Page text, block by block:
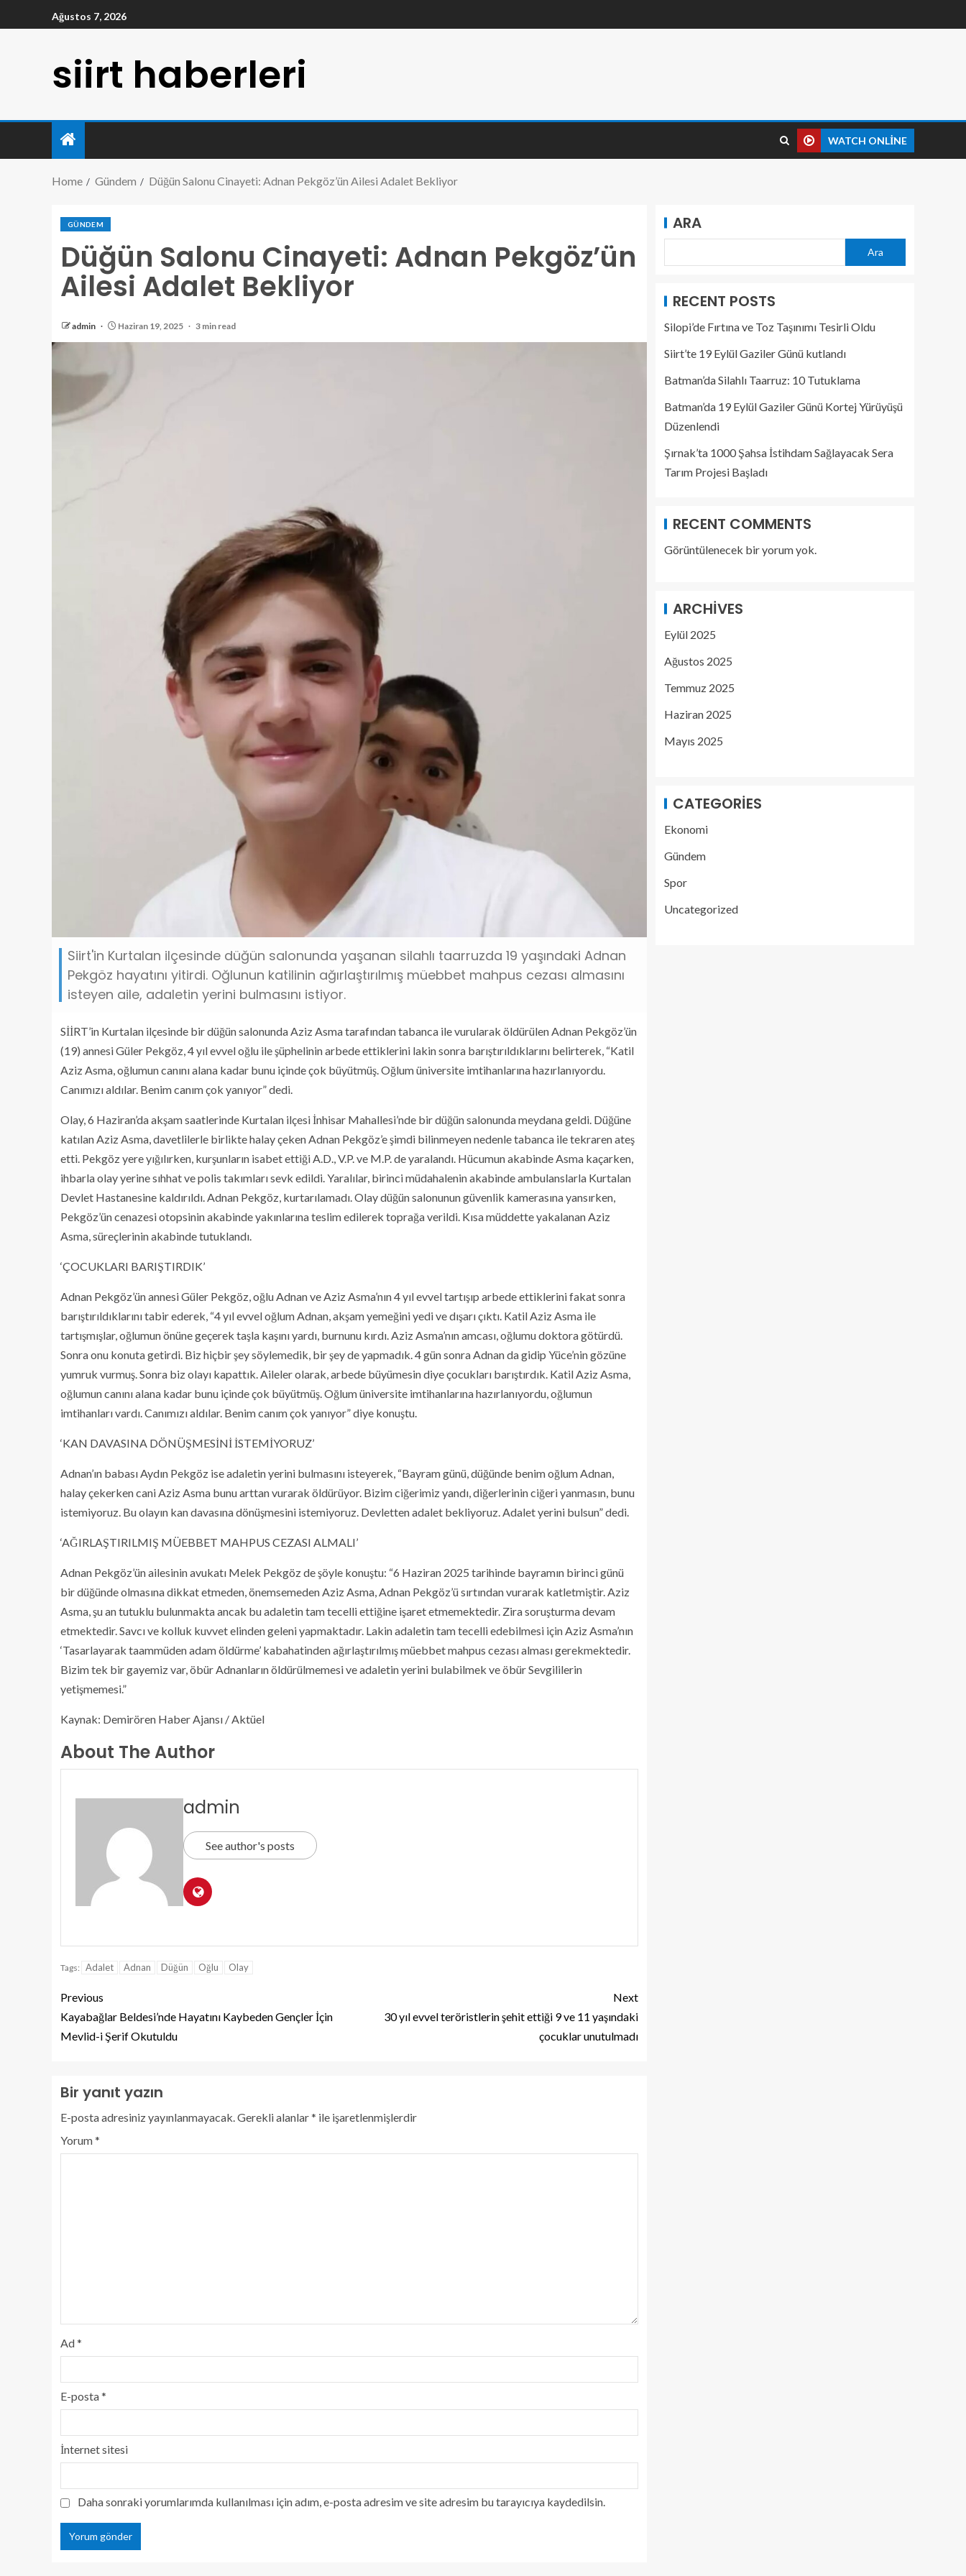
Ağustos 7, 2026
siirt haberleri
WATCH ONLINE
Home Gündem Düğün Salonu Cinayeti: Adnan Pekgöz’ün Ailesi Adalet Bekliyor
GÜNDEM
Düğün Salonu Cinayeti: Adnan Pekgöz’ün
Ailesi Adalet Bekliyor
admin Haziran 19, 2025 3 min read
Siirt'in Kurtalan ilçesinde düğün salonunda yaşanan silahlı taarruzda 19 yaşındaki Adnan
Pekgöz hayatını yitirdi. Oğlunun katilinin ağırlaştırılmış müebbet mahpus cezası almasını
isteyen aile, adaletin yerini bulmasını istiyor.
SİİRT’in Kurtalan ilçesinde bir düğün salonunda Aziz Asma tarafından tabanca ile vurularak öldürülen Adnan Pekgöz’ün
(19) annesi Güler Pekgöz, 4 yıl evvel oğlu ile şüphelinin arbede ettiklerini lakin sonra barıştırıldıklarını belirterek, “Katil
Aziz Asma, oğlumun canını alana kadar bunu içinde çok büyütmüş. Oğlum üniversite imtihanlarına hazırlanıyordu.
Canımızı aldılar. Benim canım çok yanıyor” dedi.
Olay, 6 Haziran’da akşam saatlerinde Kurtalan ilçesi İnhisar Mahallesi’nde bir düğün salonunda meydana geldi. Düğüne
katılan Aziz Asma, davetlilerle birlikte halay çeken Adnan Pekgöz’e şimdi bilinmeyen nedenle tabanca ile tekraren ateş
etti. Pekgöz yere yığılırken, kurşunların isabet ettiği A.D., V.P. ve M.P. de yaralandı. Hücumun akabinde Asma kaçarken,
ihbarla olay yerine sıhhat ve polis takımları sevk edildi. Yaralılar, birinci müdahalenin akabinde ambulanslarla Kurtalan
Devlet Hastanesine kaldırıldı. Adnan Pekgöz, kurtarılamadı. Olay düğün salonunun güvenlik kamerasına yansırken,
Pekgöz’ün cenazesi otopsinin akabinde yakınlarına teslim edilerek toprağa verildi. Kısa müddette yakalanan Aziz
Asma, süreçlerinin akabinde tutuklandı.
‘ÇOCUKLARI BARIŞTIRDIK’
Adnan Pekgöz’ün annesi Güler Pekgöz, oğlu Adnan ve Aziz Asma’nın 4 yıl evvel tartışıp arbede ettiklerini fakat sonra
barıştırıldıklarını tabir ederek, “4 yıl evvel oğlum Adnan, akşam yemeğini yedi ve dışarı çıktı. Katil Aziz Asma ile
tartışmışlar, oğlumun önüne geçerek taşla kaşını yardı, burnunu kırdı. Aziz Asma’nın amcası, oğlumu doktora götürdü.
Sonra onu konuta getirdi. Biz hiçbir şey söylemedik, bir şey de yapmadık. 4 gün sonra Adnan da gidip Yüce’nin gözüne
yumruk vurmuş. Sonra biz olayı kapattık. Aileler olarak, arbede büyümesin diye çocukları barıştırdık. Katil Aziz Asma,
oğlumun canını alana kadar bunu içinde çok büyütmüş. Oğlum üniversite imtihanlarına hazırlanıyordu, oğlumun
imtihanları vardı. Canımızı aldılar. Benim canım çok yanıyor” diye konuştu.
‘KAN DAVASINA DÖNÜŞMESİNİ İSTEMİYORUZ’
Adnan’ın babası Aydın Pekgöz ise adaletin yerini bulmasını isteyerek, “Bayram günü, düğünde benim oğlum Adnan,
halay çekerken cani Aziz Asma bunu arttan vurarak öldürüyor. Bizim ciğerimiz yandı, diğerlerinin ciğeri yanmasın, bunu
istemiyoruz. Bu olayın kan davasına dönüşmesini istemiyoruz. Devletten adalet bekliyoruz. Adalet yerini bulsun” dedi.
‘AĞIRLAŞTIRILMIŞ MÜEBBET MAHPUS CEZASI ALMALI’
Adnan Pekgöz’ün ailesinin avukatı Melek Pekgöz de şöyle konuştu: “6 Haziran 2025 tarihinde bayramın birinci günü
bir düğünde olmasına dikkat etmeden, önemsemeden Aziz Asma, Adnan Pekgöz’ü sırtından vurarak katletmiştir. Aziz
Asma, şu an tutuklu bulunmakta ancak bu adaletin tam tecelli ettiğine işaret etmemektedir. Zira soruşturma devam
etmektedir. Savcı ve kolluk kuvvet elinden geleni yapmaktadır. Lakin adaletin tam tecelli edebilmesi için Aziz Asma’nın
‘Tasarlayarak taammüden adam öldürme’ kabahatinden ağırlaştırılmış müebbet mahpus cezası alması gerekmektedir.
Bizim tek bir gayemiz var, öbür Adnanların öldürülmemesi ve adaletin yerini bulabilmek ve öbür Sevgililerin
yetişmemesi.”
Kaynak: Demirören Haber Ajansı / Aktüel
About The Author
admin
See author's posts
Tags: Adalet Adnan Düğün Oğlu Olay
Previous
Kayabağlar Beldesi’nde Hayatını Kaybeden Gençler İçin
Mevlid-i Şerif Okutuldu
Next
30 yıl evvel teröristlerin şehit ettiği 9 ve 11 yaşındaki
çocuklar unutulmadı
Bir yanıt yazın
E-posta adresiniz yayınlanmayacak.Gerekli alanlar* ile işaretlenmişlerdir
Yorum*
Ad*
E-posta*
İnternet sitesi
Daha sonraki yorumlarımda kullanılması için adım, e-posta adresim ve site adresim bu tarayıcıya kaydedilsin.
ARA
Ara
RECENT POSTS
Silopi’de Fırtına ve Toz Taşınımı Tesirli Oldu
Siirt’te 19 Eylül Gaziler Günü kutlandı
Batman’da Silahlı Taarruz: 10 Tutuklama
Batman’da 19 Eylül Gaziler Günü Kortej Yürüyüşü
Düzenlendi
Şırnak’ta 1000 Şahsa İstihdam Sağlayacak Sera
Tarım Projesi Başladı
RECENT COMMENTS
Görüntülenecek bir yorum yok.
ARCHIVES
Eylül 2025
Ağustos 2025
Temmuz 2025
Haziran 2025
Mayıs 2025
CATEGORIES
Ekonomi
Gündem
Spor
Uncategorized